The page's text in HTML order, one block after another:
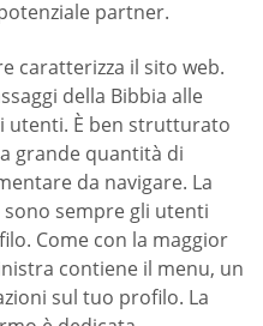
partner.
caratterizza il sito web.
della Bibbia alle
utenti. È ben strutturato
grande quantità di
da navigare. La
sempre gli utenti
Come con la maggior
contiene il menu, un
sul tuo profilo. La